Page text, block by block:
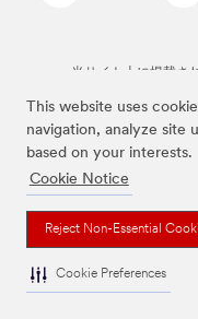
This website uses
navigation, analyze site
based on your interests.
Cookie Notice
Reject Non-Essential
Cookie Preferences
当サイト上に掲載さ